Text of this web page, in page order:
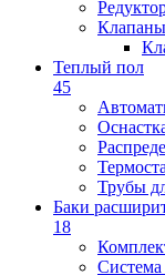
Теплый пол
45
Трубы
Баки
18